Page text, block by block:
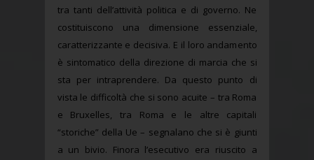
tra tanti dell’attività politica e di governo. Ne
costituiscono una dimensione essenziale,
caratterizzante e decisiva. E il loro andamento
è sintomatico della direzione di marcia che si
sta per intraprendere. Da questo punto di
vista le difficoltà che si sono acuite – tra Roma
e Bruxelles, tra Roma e le altre capitali
“storiche” della Ue – segnalano che si è giunti
a un bivio. Finora l’esecutivo era riuscito a